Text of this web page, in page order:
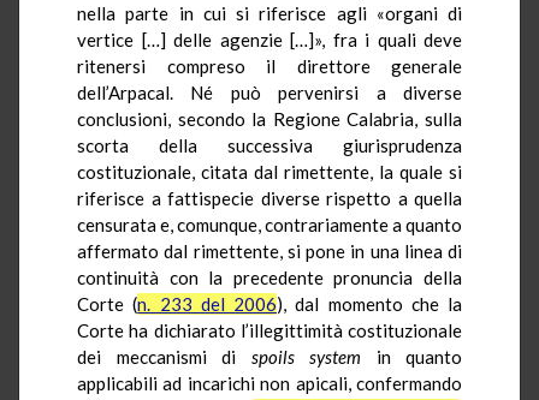
nella parte in cui si riferisce agli «organi di
vertice […] delle agenzie […]», fra i quali deve
ritenersi compreso il direttore generale
dell’Arpacal. Né può pervenirsi a diverse
conclusioni, secondo la Regione Calabria, sulla
scorta della successiva giurisprudenza
costituzionale, citata dal rimettente, la quale si
riferisce a fattispecie diverse rispetto a quella
censurata e, comunque, contrariamente a quanto
affermato dal rimettente, si pone in una linea di
continuità con la precedente pronuncia della
Corte (n. 233 del 2006), dal momento che la
Corte ha dichiarato l’illegittimità costituzionale
dei meccanismi di spoils system in quanto
applicabili ad incarichi non apicali, confermando